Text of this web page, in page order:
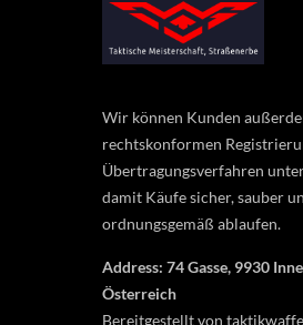
Wir können Kunden
rechtskonformen
Übertragungsverfahren
damit Käufe sicher, sauber
ordnungsgemäß ablaufen.
Address: 74 Gasse, 9930
Österreich
Bereitgestellt von